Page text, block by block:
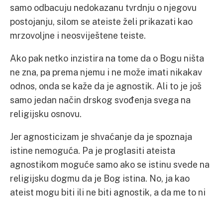
samo odbacuju nedokazanu tvrdnju o njegovu
postojanju, silom se ateiste želi prikazati kao
mrzovoljne i neosviještene teiste.
Ako pak netko inzistira na tome da o Bogu ništa
ne zna, pa prema njemu i ne može imati nikakav
odnos, onda se kaže da je agnostik. Ali to je još
samo jedan način drskog svođenja svega na
religijsku osnovu.
Jer agnosticizam je shvaćanje da je spoznaja
istine nemoguća. Pa je proglasiti ateista
agnostikom moguće samo ako se istinu svede na
religijsku dogmu da je Bog istina. No, ja kao
ateist mogu biti ili ne biti agnostik, a da me to ni